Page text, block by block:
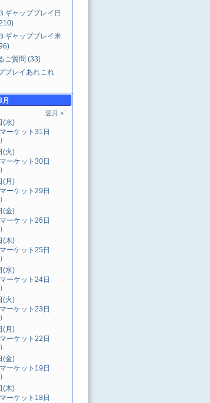
ギャッププレイ日
ギャッププレイ米
ご質問 (33)
プレイあれこれ
翌月 »
(水)
ーケット31日
(火)
ーケット30日
(月)
ーケット29日
(金)
ーケット26日
(木)
ーケット25日
(水)
ーケット24日
(火)
ーケット23日
(月)
ーケット22日
(金)
ーケット19日
(木)
ーケット18日